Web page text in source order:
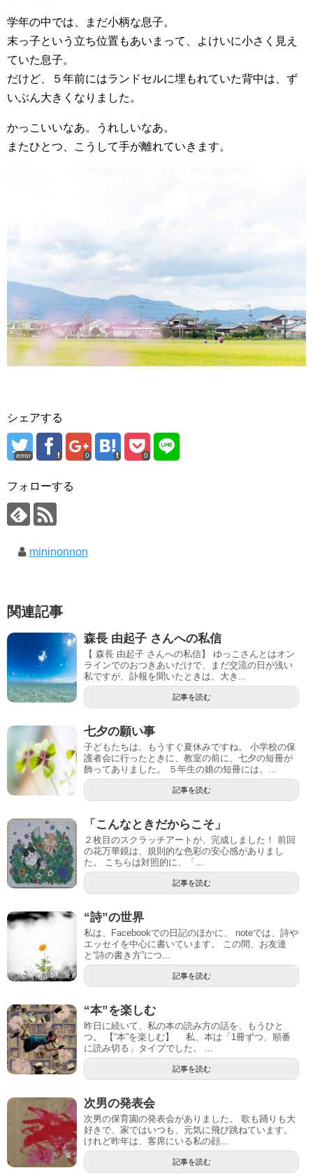
学年の中では、まだ小柄な息子。
末っ子という立ち位置もあいまって、よけいに小さく見え
ていた息子。
だけど、５年前にはランドセルに埋もれていた背中は、ず
いぶん大きくなりました。
かっこいいなあ。うれしいなあ。
またひとつ、こうして手が離れていきます。
シェアする
error 0 0
フォローする
mininonnon
関連記事
森長 由起子 さんへの私信
【 森長 由起子 さんへの私信】 ゆっこさんとはオン
ラインでのおつきあいだけで、まだ交流の日が浅い
私ですが、訃報を聞いたときは、大き...
記事を読む
七夕の願い事
子どもたちは、もうすぐ夏休みですね。 小学校の保
護者会に行ったときに、教室の前に、七夕の短冊が
飾ってありました。 ５年生の娘の短冊には、...
記事を読む
「こんなときだからこそ」
２枚目のスクラッチアートが、完成しました！ 前回
の花万華鏡は、規則的な色彩の安心感がありまし
た。 こちらは対照的に、「...
記事を読む
“詩”の世界
私は、Facebookでの日記のほかに、 noteでは、詩や
エッセイを中心に書いています。 この間、お友達
と“詩の書き方”につ...
記事を読む
“本”を楽しむ
昨日に続いて、私の本の読み方の話を、もうひと
つ。 【“本”を楽しむ】 私、本は「1冊ずつ、順番
に読み切る」タイプでした。 ...
記事を読む
次男の発表会
次男の保育園の発表会がありました。 歌も踊りも大
好きで、家ではいつも、元気に飛び跳ねています。
けれど昨年は、客席にいる私の顔...
記事を読む